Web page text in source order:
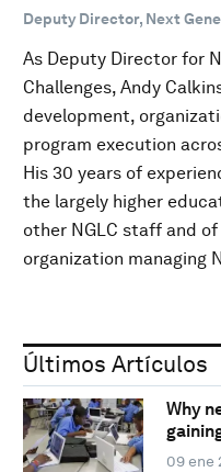
Deputy Director, Next
As Deputy Director for
Challenges, Andy
development,
program execution
His 30 years of
the largely higher
other NGLC staff and
organization managing
Últimos Artículos
Why
09 ene